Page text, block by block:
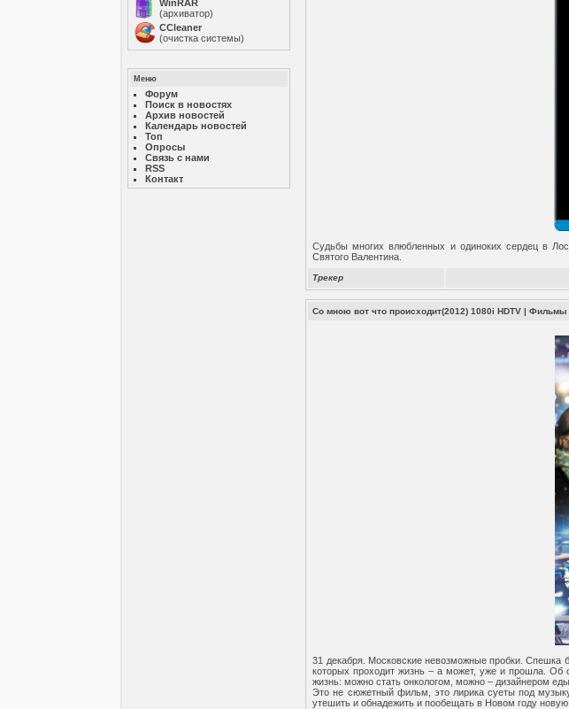
WinRAR
(архиватор)
ССleaner
(очистка системы)
Меню
Форум
Поиск в новостях
Архив новостей
Календарь новостей
Топ
Опросы
Связь с нами
RSS
Контакт
Судьбы многих влюбленных и одиноких сердец в
Святого Валентина.
Трекер
Со мною вот что происходит(2012) 1080i HDTV |Фильмы
31 декабря. Московские невозможные пробки. Спешка
которых проходит жизнь – а может, уже и прошла. Об
жизнь: можно стать онкологом, можно – дизайнером
Это не сюжетный фильм, это лирика суеты под
утешить и обнадежить и пообещать в Новом году новую